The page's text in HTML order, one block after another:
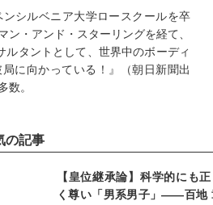
シルベニア大学ロースクールを卒
・アンド・スターリングを経て、
タントとして、世界中のボーディ
に向かっている！』（朝日新聞出
数。
の記事
【皇位継承論】科学的にも正
く尊い「男系男子」――百地